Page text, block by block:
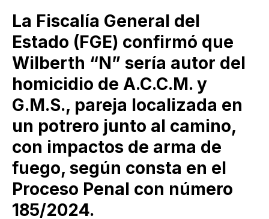
La Fiscalía General del
Estado (FGE) confirmó que
Wilberth “N” sería autor del
homicidio de A.C.C.M. y
G.M.S., pareja localizada en
un potrero junto al camino,
con impactos de arma de
fuego, según consta en el
Proceso Penal con número
185/2024.